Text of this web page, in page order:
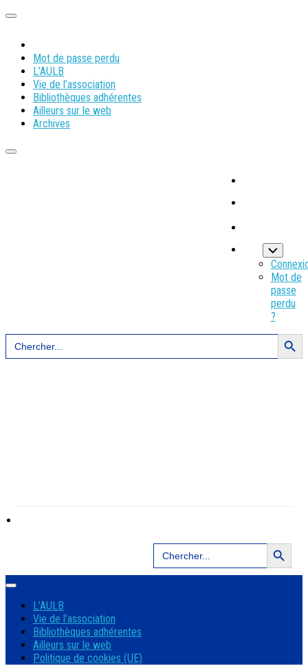
Mot de passe perdu
L’AULB
Vie de l’association
Bibliothèques adhérentes
Ailleurs sur le web
Archives
Mot de
passe
perdu
?
Search
for:
Search Button
Search
for:
Search Button
L’AULB
Vie de l’association
Bibliothèques adhérentes
Ailleurs sur le web
Politique de cookies (UE)